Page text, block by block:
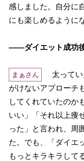
感しました。自分に
にも楽しめるように
――ダイエット成功
まぁさん
太ってい
がけないアプローチ
してくれていたのか
いい」「それ以上痩
った」と言われ、周
た。でも、「ダイエ
もっとキラキラして